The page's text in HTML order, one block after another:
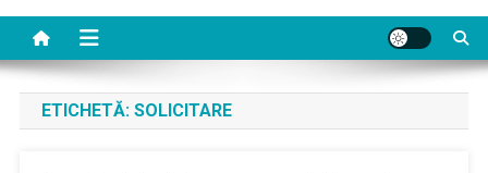
ETICHETĂ: SOLICITARE